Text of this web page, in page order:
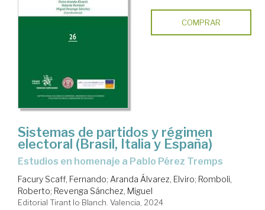
COMPRAR
Sistemas de partidos y régimen
electoral (Brasil, Italia y España)
Estudios en homenaje a Pablo Pérez Tremps
Facury Scaff, Fernando; Aranda Álvarez, Elviro; Romboli,
Roberto; Revenga Sánchez, Miguel
Editorial Tirant lo Blanch. Valencia, 2024